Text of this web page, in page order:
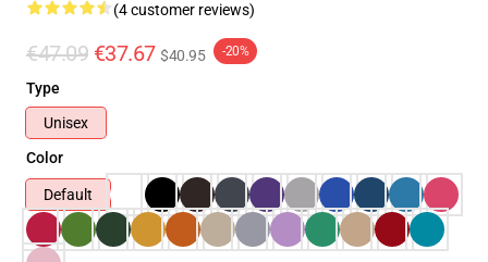
(4 customer reviews)
€47.09 €37.67 $40.95 -20%
Type
Unisex
Color
Default